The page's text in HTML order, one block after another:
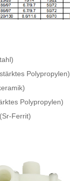
Polypropylen)
Polypropylen)
Ferrit)